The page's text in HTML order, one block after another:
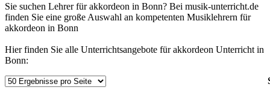
Sie suchen Lehrer für akkordeon in Bonn? Bei musik-unterricht.de
finden Sie eine große Auswahl an kompetenten Musiklehrern für
akkordeon in Bonn
Hier finden Sie alle Unterrichtsangebote für akkordeon Unterricht in
Bonn: